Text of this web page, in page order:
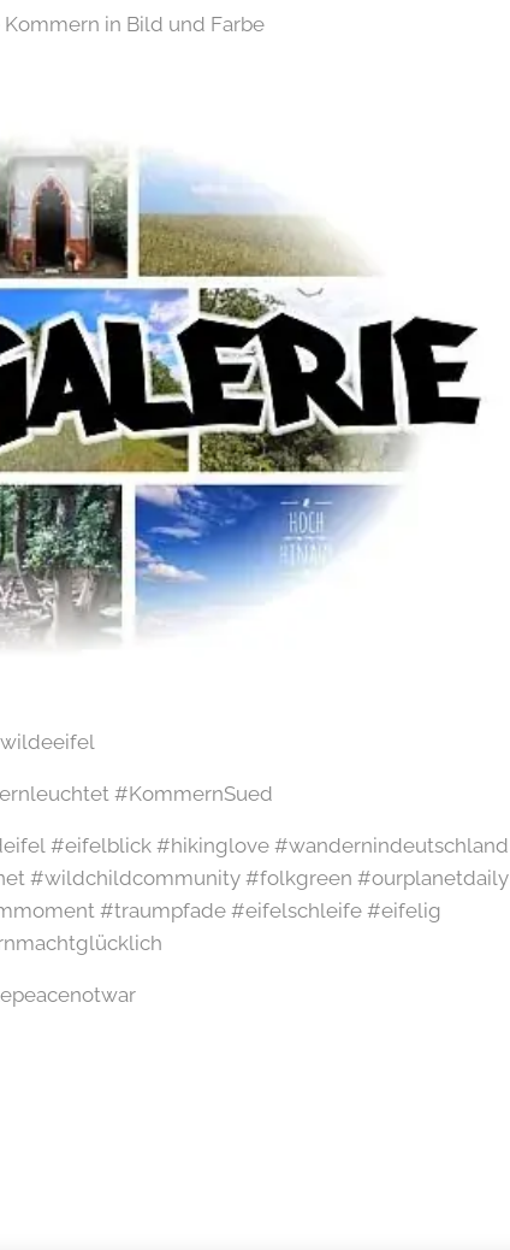
in Bild und Farbe
#KommernSued
#eifelblick #hikinglove #wandernindeutschland
#wildchildcommunity #folkgreen #ourplanetdaily
#traumpfade #eifelschleife #eifelig